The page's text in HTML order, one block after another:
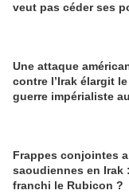
veut pas céder ses
Une attaque
contre l’Irak élargit
guerre impérialiste
Frappes conjointes
saoudiennes en Irak
franchi le Rubicon ?